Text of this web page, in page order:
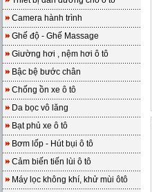
Camera hành trình
Ghế độ - Ghế Massage
Giường hơi , nệm hơi ô tô
Bậc bệ bước chân
Chống ồn xe ô tô
Da bọc vô lăng
Bạt phủ xe ô tô
Bơm lốp - Hút bụi ô tô
Cảm biến tiến lùi ô tô
Máy lọc không khí, khử mùi ôtô